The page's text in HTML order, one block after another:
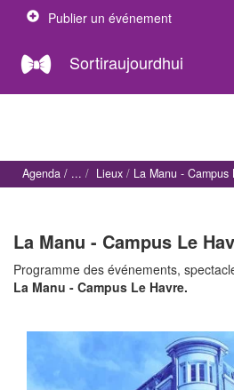
Publier un événement
Sortiraujourdhui
Agenda Lieux La Manu - Campus
La Manu - Campus Le
Programme des événements,
La Manu - Campus Le Havre.